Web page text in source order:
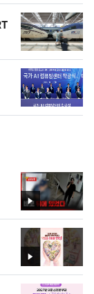
영
상
영
상